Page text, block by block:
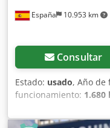
España 10.953 km
Consultar
Estado: usado, Año de
funcionamiento: 1.680
Dimensiones (lxanxal):
Burgo de Ebro